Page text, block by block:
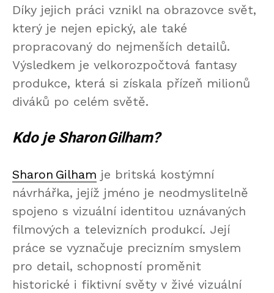
Díky jejich práci vznikl na obrazovce svět,
který je nejen epický, ale také
propracovaný do nejmenších detailů.
Výsledkem je velkorozpočtová fantasy
produkce, která si získala přízeň milionů
diváků po celém světě.
Kdo je Sharon Gilham?
Sharon Gilham je britská kostýmní
návrhářka, jejíž jméno je neodmyslitelně
spojeno s vizuální identitou uznávaných
filmových a televizních produkcí. Její
práce se vyznačuje precizním smyslem
pro detail, schopností proměnit
historické i fiktivní světy v živé vizuální